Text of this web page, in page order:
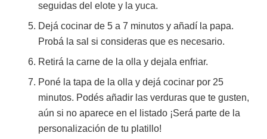
seguidas del elote y la yuca.
Dejá cocinar de 5 a 7 minutos y añadí la papa.
Probá la sal si consideras que es necesario.
Retirá la carne de la olla y dejala enfriar.
Poné la tapa de la olla y dejá cocinar por 25
minutos. Podés añadir las verduras que te gusten,
aún si no aparece en el listado ¡Será parte de la
personalización de tu platillo!